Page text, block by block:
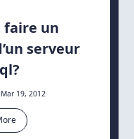
faire un
serveur
Mar 19, 2012